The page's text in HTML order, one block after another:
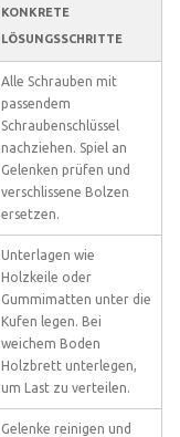
KONKRETE
LÖSUNGSSCHRITTE
Alle Schrauben mit
passendem
Schraubenschlüssel
nachziehen. Spiel an
Gelenken prüfen und
verschlissene Bolzen
ersetzen.
Unterlagen wie
Holzkeile oder
Gummimatten unter die
Kufen legen. Bei
weichem Boden
Holzbrett unterlegen,
um Last zu verteilen.
Gelenke reinigen und